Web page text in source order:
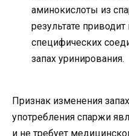
аминокислоты из
результате
специфических
запах уринирования.
Признак изменения
употребления спаржи
и не требует